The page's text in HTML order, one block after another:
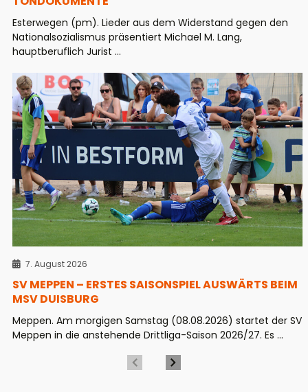
Esterwegen (pm). Lieder aus dem Widerstand gegen den
Nationalsozialismus präsentiert Michael M. Lang,
hauptberuflich Jurist ...
7. August 2026
SV MEPPEN – ERSTES SAISONSPIEL AUSWÄRTS BEIM
MSV DUISBURG
Meppen. Am morgigen Samstag (08.08.2026) startet der SV
Meppen in die anstehende Drittliga-Saison 2026/27. Es ...